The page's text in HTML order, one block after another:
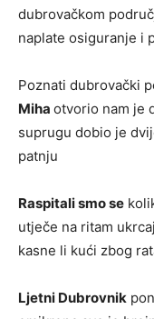
dubrovačkom
naplate osiguranje i
Poznati dubrovački
Miha otvorio nam je
suprugu dobio je
patnju
Raspitali smo se
utječe na ritam
kasne li kući zbog
Ljetni Dubrovnik